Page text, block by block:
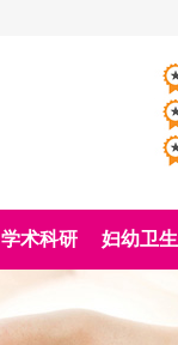
学术科研 妇幼卫生